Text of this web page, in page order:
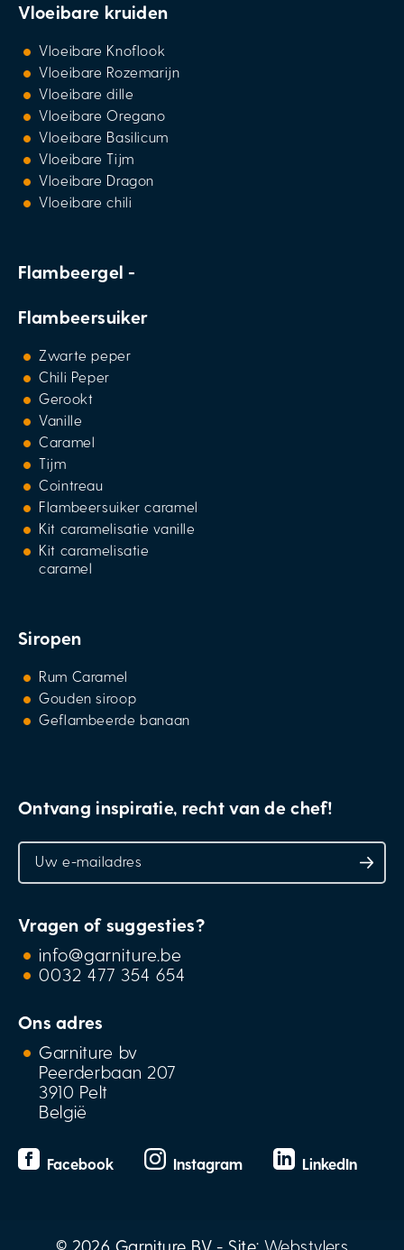
Vloeibare kruiden
Vloeibare Knoflook
Vloeibare Rozemarijn
Vloeibare dille
Vloeibare Oregano
Vloeibare Basilicum
Vloeibare Tijm
Vloeibare Dragon
Vloeibare chili
Flambeergel -
Flambeersuiker
Zwarte peper
Chili Peper
Gerookt
Vanille
Caramel
Tijm
Cointreau
Flambeersuiker caramel
Kit caramelisatie vanille
Kit caramelisatie
caramel
Siropen
Rum Caramel
Gouden siroop
Geflambeerde banaan
Ontvang inspiratie, recht van de chef!
Vragen of suggesties?
info@garniture.be
0032 477 354 654
Ons adres
Garniture bv
Peerderbaan 207
3910 Pelt
België
Facebook Instagram LinkedIn